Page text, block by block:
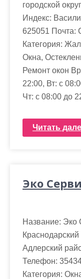
городской
Индекс:
625051 Почта:
Категория:
Окна,
Ремонт окон
22:00, Вт: с
Чт: с 08:00 до
Читать
Эко
Название: Эко
Адлерский
Телефон:
Категория: